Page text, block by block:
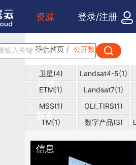
资源
检索
众包
服务
信息
登录/注册
平台首页 公开数据
卫星(4)
Landsat4-5(1)
ETM(1)
Landsat7(1)
MSS(1)
OLI_TIRS(1)
TM(1)
数字产品(3)